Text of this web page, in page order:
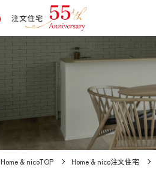
Home & nicoTOP Home & nico注文住宅